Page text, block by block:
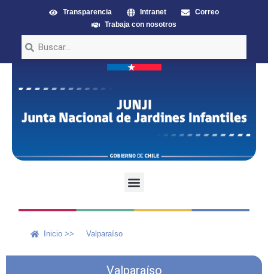
Transparencia Intranet
Correo
Trabaja con nosotros
Inicio >> Valparaíso
Valparaíso